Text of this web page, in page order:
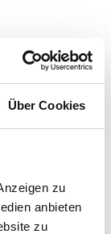
Über Cookies
zu
anbieten
zu